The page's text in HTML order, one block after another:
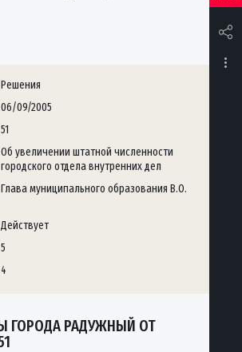
Решения
06/09/2005
51
Об увеличении штатной численности
городского отдела внутренних дел
Глава муниципального образования В.О.
Действует
5
4
ГОРОДА РАДУЖНЫЙ ОТ